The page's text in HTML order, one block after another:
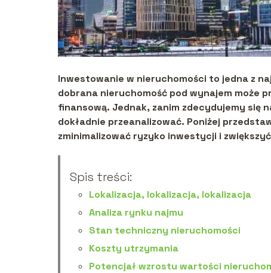
Inwestowanie w nieruchomości to jedna z
dobrana nieruchomość pod wynajem może
finansową. Jednak, zanim zdecydujemy
dokładnie przeanalizować. Poniżej
zminimalizować ryzyko inwestycji i
Spis treści:
Lokalizacja, lokalizacja, lokalizacja
Analiza rynku najmu
Stan techniczny nieruchomości
Koszty utrzymania
Potencjał wzrostu wartości